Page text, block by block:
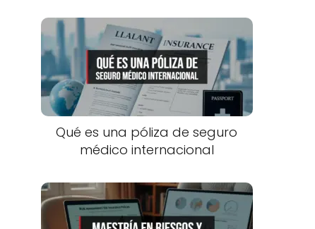
Qué es una póliza de seguro
médico internacional